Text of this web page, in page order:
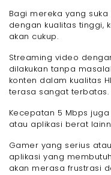
Bagi mereka yang
dengan kualitas tinggi,
akan cukup.
Streaming video
dilakukan tanpa
konten dalam kualitas
terasa sangat terbatas.
Kecepatan 5 Mbps
atau aplikasi berat
Gamer yang serius
aplikasi yang
akan merasa frustrasi